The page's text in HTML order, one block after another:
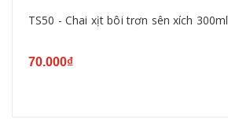
TS50 - Chai xịt bôi trơn sên xích 300ml
70.000₫